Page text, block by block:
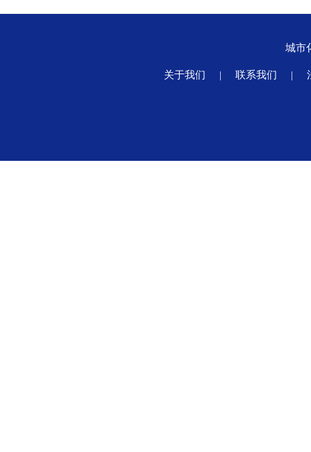
城市
关于我们 | 联系我们 |